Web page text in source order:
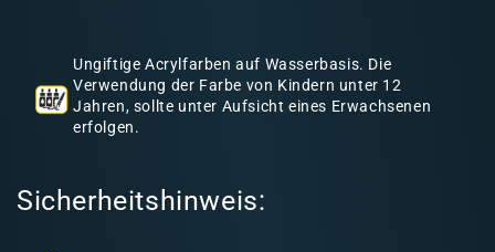
Ungiftige Acrylfarben auf Wasserbasis. Die
Verwendung der Farbe von Kindern unter 12
Jahren, sollte unter Aufsicht eines Erwachsenen
erfolgen.
Sicherheitshinweis: